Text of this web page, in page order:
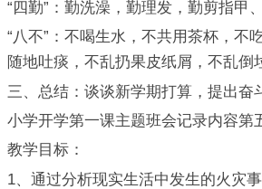
“四勤”：勤洗澡，勤理发，勤剪指甲
“八不”：不喝生水，不共用茶杯，不
随地吐痰，不乱扔果皮纸屑，不乱倒
三、总结：谈谈新学期打算，提出奋
小学开学第一课主题班会记录内容第
教学目标：
1、通过分析现实生活中发生的火灾